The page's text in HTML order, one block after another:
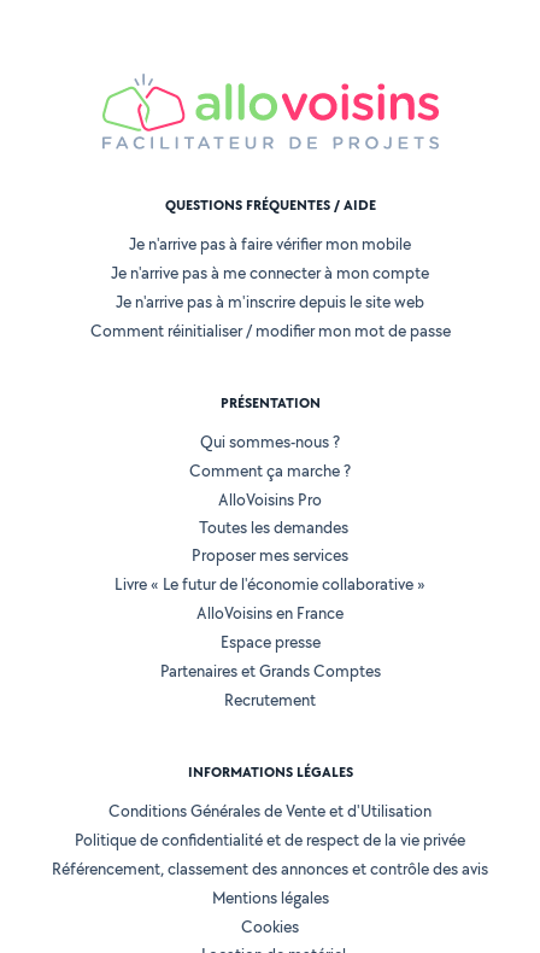
QUESTIONS FRÉQUENTES / AIDE
Je n'arrive pas à faire vérifier mon mobile
Je n'arrive pas à me connecter à mon compte
Je n'arrive pas à m'inscrire depuis le site web
Comment réinitialiser / modifier mon mot de passe
PRÉSENTATION
Qui sommes-nous ?
Comment ça marche ?
AlloVoisins Pro
Toutes les demandes
Proposer mes services
Livre « Le futur de l'économie collaborative »
AlloVoisins en France
Espace presse
Partenaires et Grands Comptes
Recrutement
INFORMATIONS LÉGALES
Conditions Générales de Vente et d'Utilisation
Politique de confidentialité et de respect de la vie privée
Référencement, classement des annonces et contrôle des avis
Mentions légales
Cookies